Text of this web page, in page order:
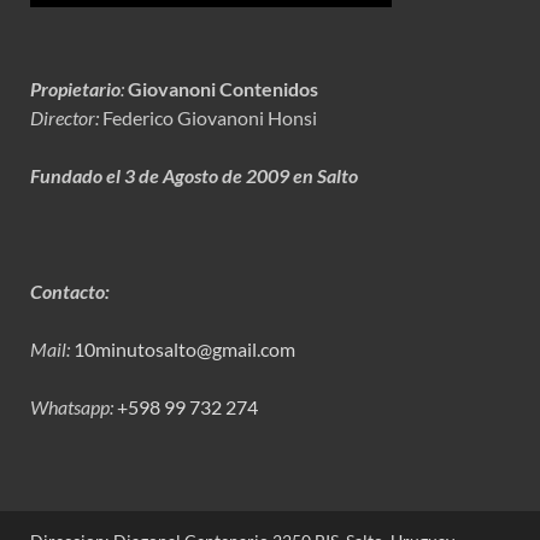
Propietario:Giovanoni Contenidos
Director: Federico Giovanoni Honsi
Fundado el 3 de Agosto de 2009 en Salto
Contacto:
Mail: 10minutosalto@gmail.com
Whatsapp:+598 99 732 274